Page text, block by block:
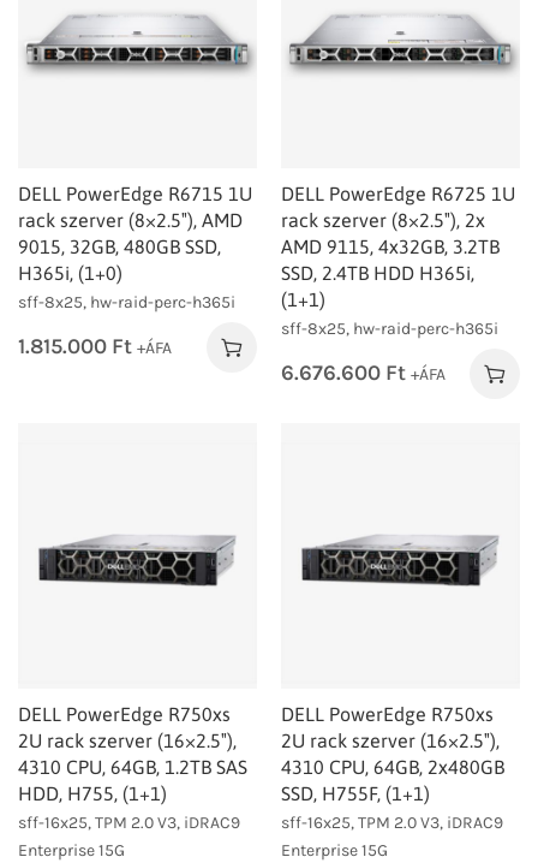
DELL PowerEdge R6715 1U
rack szerver (8×2.5″), AMD
9015, 32GB, 480GB SSD,
H365i, (1+0)
sff-8x25, hw-raid-perc-h365i
1.815.000 Ft +ÁFA
DELL PowerEdge R6725 1U
rack szerver (8×2.5″), 2x
AMD 9115, 4x32GB, 3.2TB
SSD, 2.4TB HDD H365i,
(1+1)
sff-8x25, hw-raid-perc-h365i
6.676.600 Ft +ÁFA
DELL PowerEdge R750xs
2U rack szerver (16×2.5″),
4310 CPU, 64GB, 1.2TB SAS
HDD, H755, (1+1)
sff-16x25, TPM 2.0 V3, iDRAC9
Enterprise 15G
DELL PowerEdge R750xs
2U rack szerver (16×2.5″),
4310 CPU, 64GB, 2x480GB
SSD, H755F, (1+1)
sff-16x25, TPM 2.0 V3, iDRAC9
Enterprise 15G